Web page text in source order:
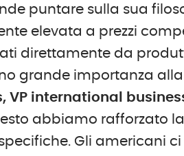
puntare sulla sua
elevata a prezzi
direttamente da
grande importanza
VP international
abbiamo rafforzato
Gli americani